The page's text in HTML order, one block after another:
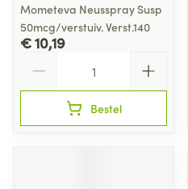
Mometeva Neusspray Susp
50mcg/verstuiv. Verst.140
€ 10,19
Bestel